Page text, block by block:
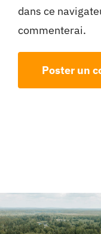
dans ce
commenterai.